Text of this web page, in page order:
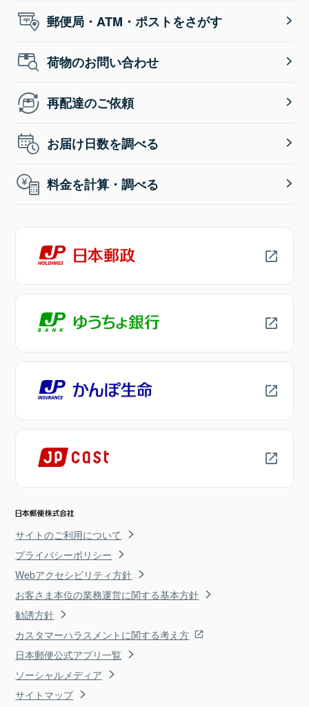
郵便局・ATM・ポストをさがす
荷物のお問い合わせ
再配達のご依頼
お届け日数を調べる
料金を計算・調べる
サイトのご利用について
プライバシーポリシー
Webアクセシビリティ方針
お客さま本位の業務運営に関する基本方針
勧誘方針
カスタマーハラスメントに関する考え方
日本郵便公式アプリ一覧
ソーシャルメディア
サイトマップ